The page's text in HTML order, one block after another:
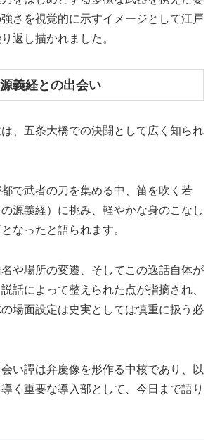
さを視覚的に示すイメージとして江戸
返し描かれました。
義経との出会い
、五条大橋での決闘として広く知られ
で武者の刀を集める中、笛を吹く若
源義経）に挑み、軽やかな身のこなし
なったと語られます。
や場所の変遷、そしてこの逸話自体が
話によって整えられた点が指摘され、
場面設定は史実としては慎重に扱う必
い譚は弁慶像を形作る中核であり、以
く重要な導入部として、今日まで語り